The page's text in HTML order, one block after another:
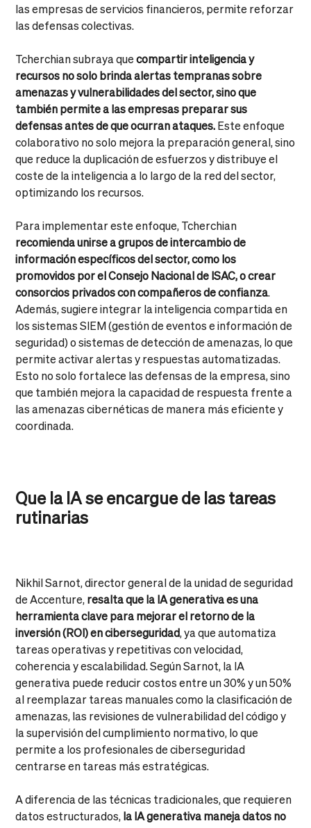
las empresas de servicios financieros, permite reforzar
las defensas colectivas.
Tcherchian subraya quecompartir inteligencia y
recursos no solo brinda alertas tempranas sobre
amenazas y vulnerabilidades del sector, sino que
también permite a las empresas preparar sus
defensas antes de que ocurran ataques.Este enfoque
colaborativo no solo mejora la preparación general, sino
que reduce la duplicación de esfuerzos y distribuye el
coste de la inteligencia a lo largo de la red del sector,
optimizando los recursos.
Para implementar este enfoque, Tcherchian
recomienda unirse a grupos de intercambio de
información específicos del sector, como los
promovidos por el Consejo Nacional de ISAC, o crear
consorcios privados con compañeros de confianza.
Además, sugiere integrar la inteligencia compartida en
los sistemas SIEM (gestión de eventos e información de
seguridad) o sistemas de detección de amenazas, lo que
permite activar alertas y respuestas automatizadas.
Esto no solo fortalece las defensas de la empresa, sino
que también mejora la capacidad de respuesta frente a
las amenazas cibernéticas de manera más eficiente y
coordinada.
Que la IA se encargue de las tareas
rutinarias
Nikhil Sarnot, director general de la unidad de seguridad
de Accenture,resalta que la IA generativa es una
herramienta clave para mejorar el retorno de la
inversión (ROI) en ciberseguridad, ya que automatiza
tareas operativas y repetitivas con velocidad,
coherencia y escalabilidad. Según Sarnot, la IA
generativa puede reducir costos entre un 30% y un 50%
al reemplazar tareas manuales como la clasificación de
amenazas, las revisiones de vulnerabilidad del código y
la supervisión del cumplimiento normativo, lo que
permite a los profesionales de ciberseguridad
centrarse en tareas más estratégicas.
A diferencia de las técnicas tradicionales, que requieren
datos estructurados,la IA generativa maneja datos no